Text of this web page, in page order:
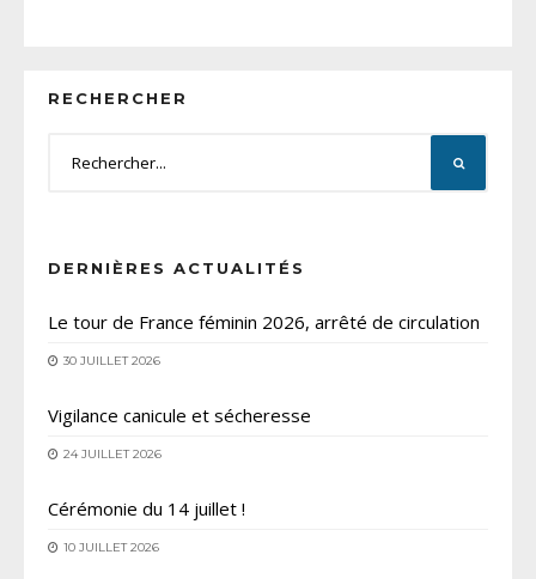
RECHERCHER
DERNIÈRES ACTUALITÉS
Le tour de France féminin 2026, arrêté de circulation
30 JUILLET 2026
Vigilance canicule et sécheresse
24 JUILLET 2026
Cérémonie du 14 juillet !
10 JUILLET 2026